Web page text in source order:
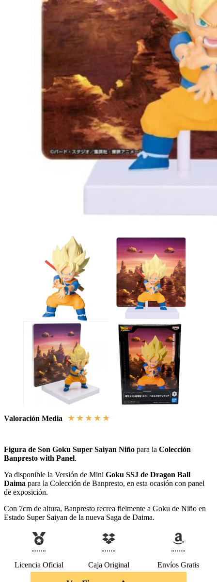
Valoración Media ★ ★ ★ ★ ★
Figura de Son Goku Super Saiyan Niño para la Colección
Banpresto with Panel.
Ya disponible la Versión de Mini Goku SSJ de Dragon Ball
Daima para la Colección de Banpresto, en esta ocasión con panel
de exposición.
Con 7cm de altura, Banpresto recrea fielmente a Goku de Niño en
Estado Super Saiyan de la nueva Saga de Daima.
Licencia Oficial Caja Original Envíos Gratis